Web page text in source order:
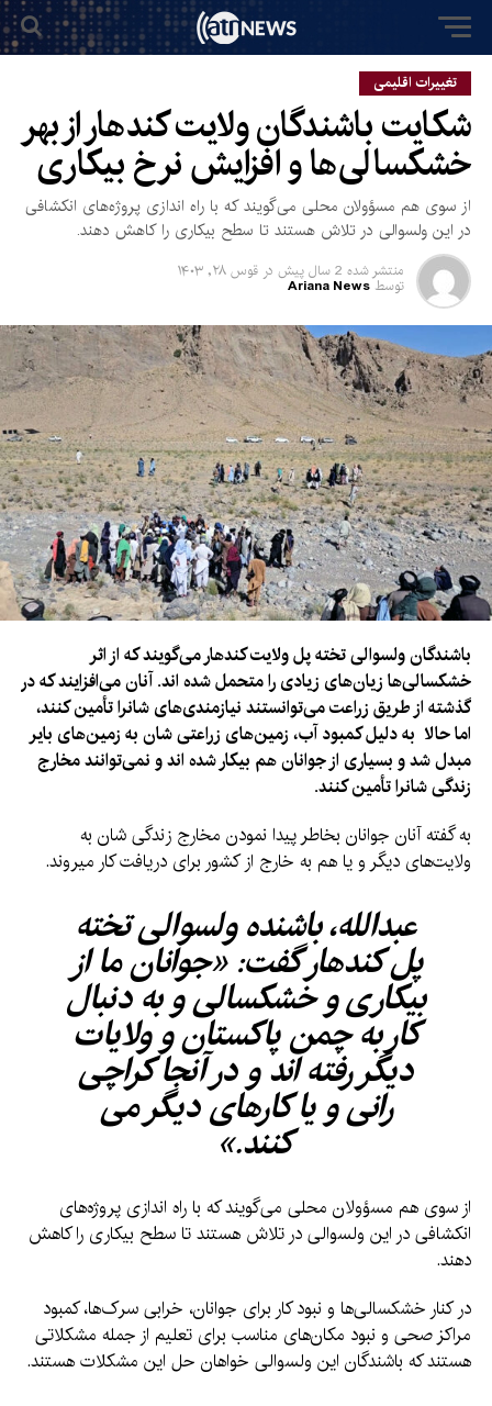
تغییرات اقلیمی
شکایت باشندگان ولایت کندهار از بهر
خشکسالی‌ها و افزایش نرخ بیکاری
از سوی هم مسؤولان محلی می‌گویند که با راه اندازی پروژه‌های انکشافی
در این ولسوالی در تلاش هستند تا سطح بیکاری را کاهش دهند.
منتشر شده 2 سال پیش در قوس ۲۸, ۱۴۰۳
توسط Ariana News
باشندگان ولسوالی تخته پل ولایت کندهار می‌گویند که از اثر
خشکسالی‌ها زیان‌های زیادی را متحمل شده اند. آنان می‌افزایند که در
گذشته از طریق زراعت می‌توانستند نیازمندی‌های شانرا تأمین کنند،
اما حالا به دلیل کمبود آب، زمین‌های زراعتی شان به زمین‌های بایر
مبدل شد و بسیاری از جوانان هم بیکار شده اند و نمی‌توانند مخارج
زندگی شانرا تأمین کنند.
به گفته آنان جوانان بخاطر پیدا نمودن مخارج زندگی شان به
ولایت‌های دیگر و یا هم به خارج از کشور برای دریافت کار میروند.
عبدالله، باشنده ولسوالی تخته
پل کندهار گفت: «جوانان ما از
بیکاری و خشکسالی و به دنبال
کار به چمن پاکستان و ولایات
دیگر رفته اند و در آنجا کراچی
رانی و یا کارهای دیگر می
کنند.»
از سوی هم مسؤولان محلی می‌گویند که با راه اندازی پروژه‌های
انکشافی در این ولسوالی در تلاش هستند تا سطح بیکاری را کاهش
دهند.
در کنار خشکسالی‌ها و نبود کار برای جوانان، خرابی سرک‌ها، کمبود
مراکز صحی و نبود مکان‌های مناسب برای تعلیم از جمله مشکلاتی
هستند که باشندگان این ولسوالی خواهان حل این مشکلات هستند.